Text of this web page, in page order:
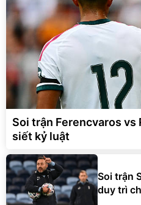
Soi trận Ferencvaros vs
siết kỷ luật
Soi trận
duy trì